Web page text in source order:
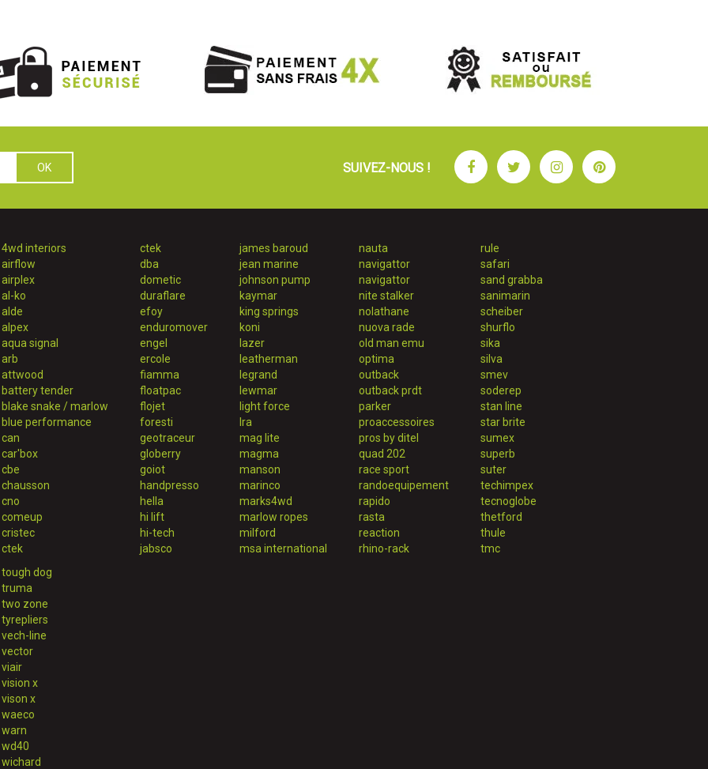
SUIVEZ-NOUS ! FacebookTwitterInstagramPinterest
4wd interiors
airflow
airplex
al-ko
alde
alpex
aqua signal
arb
attwood
battery tender
blake snake / marlow
blue performance
can
car'box
cbe
chausson
cno
comeup
cristec
ctek
ctek
dba
dometic
duraflare
efoy
enduromover
engel
ercole
fiamma
floatpac
flojet
foresti
geotraceur
globerry
goiot
handpresso
hella
hi lift
hi-tech
jabsco
james baroud
jean marine
johnson pump
kaymar
king springs
koni
lazer
leatherman
legrand
lewmar
light force
lra
mag lite
magma
manson
marinco
marks4wd
marlow ropes
milford
msa international
nauta
navigattor
navigattor
nite stalker
nolathane
nuova rade
old man emu
optima
outback
outback prdt
parker
proaccessoires
pros by ditel
quad 202
race sport
randoequipement
rapido
rasta
reaction
rhino-rack
rule
safari
sand grabba
sanimarin
scheiber
shurflo
sika
silva
smev
soderep
stan line
star brite
sumex
superb
suter
techimpex
tecnoglobe
thetford
thule
tmc
tough dog
truma
two zone
tyrepliers
vech-line
vector
viair
vision x
vison x
waeco
warn
wd40
wichard